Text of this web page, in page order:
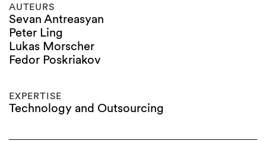
AUTEURS
Sevan Antreasyan
Peter Ling
Lukas Morscher
Fedor Poskriakov
EXPERTISE
Technology and Outsourcing